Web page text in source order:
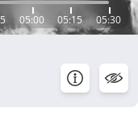
05:00 05:15 05:30